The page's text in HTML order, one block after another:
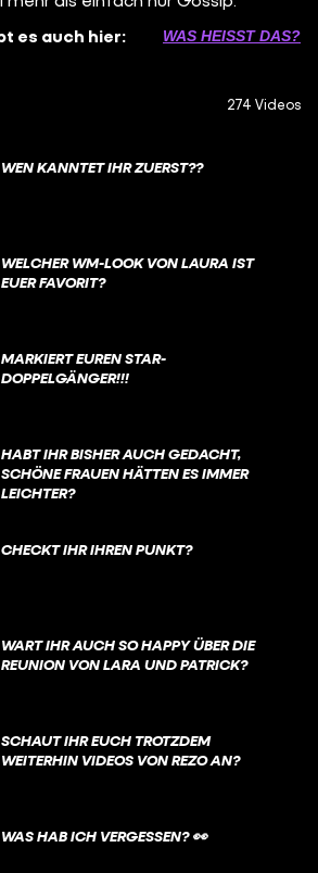
es auch hier:
WAS HEISST DAS?
274 Videos
WEN KANNTET IHR ZUERST??
WELCHER WM-LOOK VON LAURA IST
EUER FAVORIT?
MARKIERT EUREN STAR-
DOPPELGÄNGER!!!
HABT IHR BISHER AUCH GEDACHT,
SCHÖNE FRAUEN HÄTTEN ES IMMER
LEICHTER?
CHECKT IHR IHREN PUNKT?
WART IHR AUCH SO HAPPY ÜBER DIE
REUNION VON LARA UND PATRICK?
SCHAUT IHR EUCH TROTZDEM
WEITERHIN VIDEOS VON REZO AN?
WAS HAB ICH VERGESSEN? 👀